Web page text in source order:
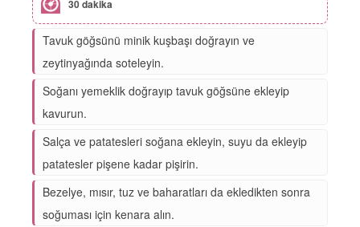
30 dakika
Tavuk göğsünü minik kuşbaşı doğrayın ve
zeytinyağında soteleyin.
Soğanı yemeklik doğrayıp tavuk göğsüne ekleyip
kavurun.
Salça ve patatesleri soğana ekleyin, suyu da ekleyip
patatesler pişene kadar pişirin.
Bezelye, mısır, tuz ve baharatları da ekledikten sonra
soğuması için kenara alın.